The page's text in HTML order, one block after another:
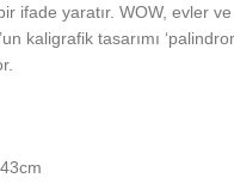
ifade yaratır. WOW, evler
kaligrafik tasarımı